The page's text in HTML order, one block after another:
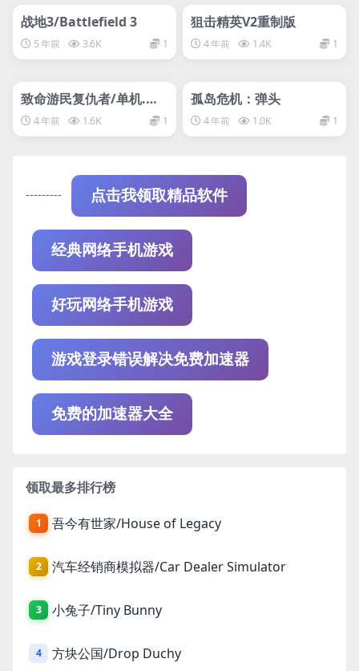
网盘下载游戏
战地3/Battlefield 3
5 年前 3.6K 1
网盘下载游戏
狙击精英V2重制版
4 年前 1.4K 1
网盘下载游戏
致命游民复仇者/单机.同
屏多人
4 年前 1.6K 1
孤岛危机：弹头
4 年前 1.0K 1
--------- 点击我领取精品软件
经典网络手机游戏
好玩网络手机游戏
游戏登录错误解决免费加速器
免费的加速器大全
领取最多排行榜
1 吾今有世家/House of Legacy
2 汽车经销商模拟器/Car Dealer Simulator
3 小兔子/Tiny Bunny
4 方块公国/Drop Duchy